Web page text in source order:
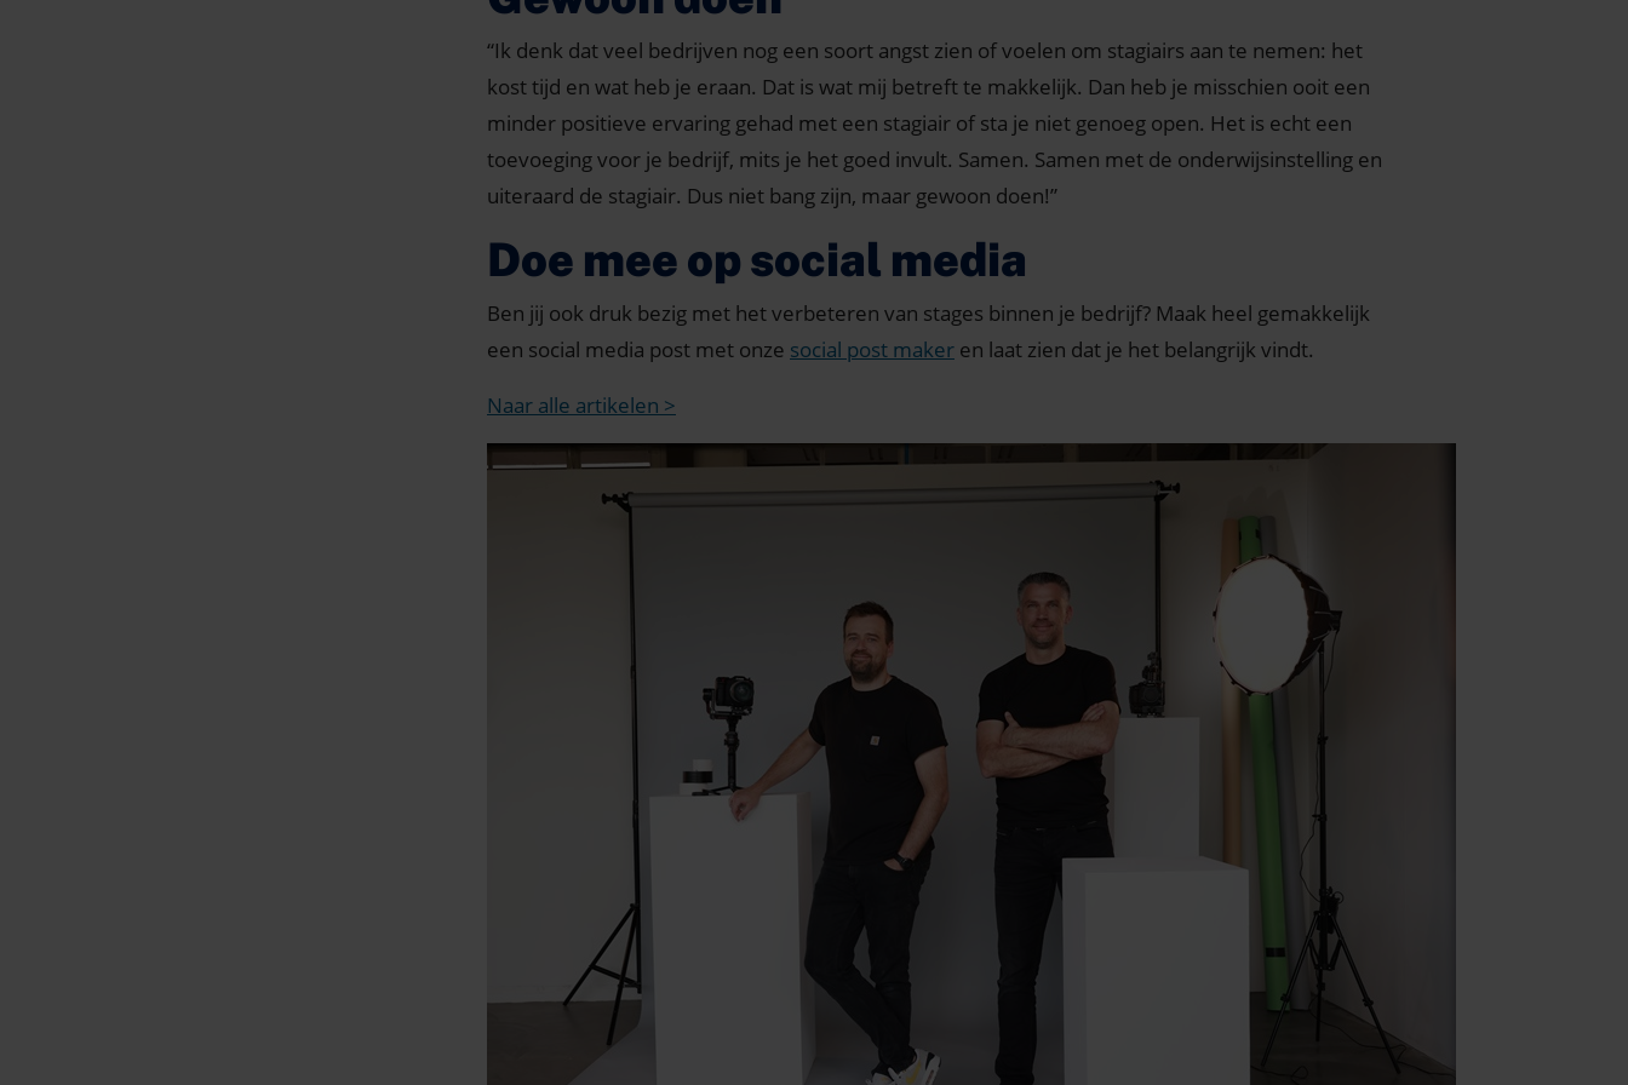
“Ik denk dat veel bedrijven nog een soort angst zien of voelen om stagiairs aan te nemen: het
kost tijd en wat heb je eraan. Dat is wat mij betreft te makkelijk. Dan heb je misschien ooit een
minder positieve ervaring gehad met een stagiair of sta je niet genoeg open. Het is echt een
toevoeging voor je bedrijf, mits je het goed invult. Samen. Samen met de onderwijsinstelling en
uiteraard de stagiair. Dus niet bang zijn, maar gewoon doen!”
Doe mee op social media
Ben jij ook druk bezig met het verbeteren van stages binnen je bedrijf? Maak heel gemakkelijk
een social media post met onze social post maker en laat zien dat je het belangrijk vindt.
Naar alle artikelen >